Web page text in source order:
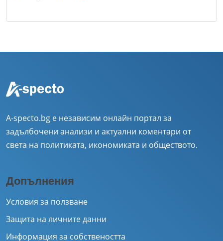
A-specto.bg е независим онлайн портал за
задълбочени анализи и актуални коментари от
света на политиката, икономиката и обществото.
Допълнения
Условия за ползване
Защита на личните данни
Информация за собствеността